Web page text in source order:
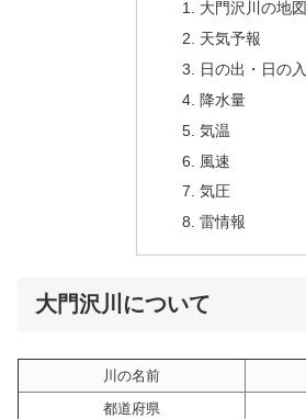
大門沢川の地図
天気予報
日の出・日の
降水量
気温
風速
気圧
雷情報
大門沢川について
川の名前
都道府県